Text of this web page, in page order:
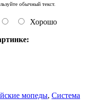
обычный текст.
Хорошо
мопеды, Система